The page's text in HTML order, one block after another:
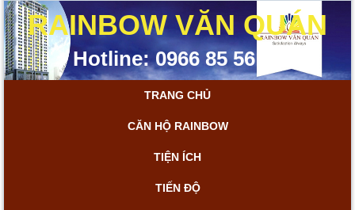
RAINBOW VĂN QUÁN
Hotline: 0966 85 56 85
TRANG CHỦ
CĂN HỘ RAINBOW
TIỆN ÍCH
TIẾN ĐỘ